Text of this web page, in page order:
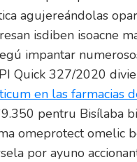
agujereándolas
isdiben isoacne
impantar
Quick 327/2020
en las farmacias
pentru Bisílaba
omeprotect omelic
por ayuno